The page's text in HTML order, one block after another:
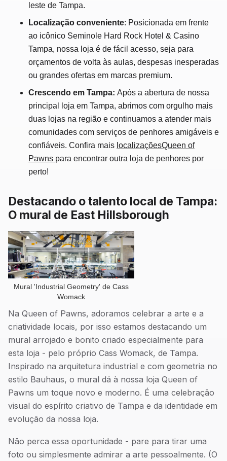
leste de Tampa.
Localização conveniente: Posicionada em frente
ao icônico Seminole Hard Rock Hotel & Casino
Tampa, nossa loja é de fácil acesso, seja para
orçamentos de volta às aulas, despesas inesperadas
ou grandes ofertas em marcas premium.
Crescendo em Tampa: Após a abertura de nossa
principal loja em Tampa, abrimos com orgulho mais
duas lojas na região e continuamos a atender mais
comunidades com serviços de penhores amigáveis e
confiáveis. Confira mais localizaçõesQueen of
Pawns para encontrar outra loja de penhores por
perto!
Destacando o talento local de Tampa:
O mural de East Hillsborough
Mural 'Industrial Geometry' de Cass
Womack
Na Queen of Pawns, adoramos celebrar a arte e a
criatividade locais, por isso estamos destacando um
mural arrojado e bonito criado especialmente para
esta loja - pelo próprio Cass Womack, de Tampa.
Inspirado na arquitetura industrial e com geometria no
estilo Bauhaus, o mural dá à nossa loja Queen of
Pawns um toque novo e moderno. É uma celebração
visual do espírito criativo de Tampa e da identidade em
evolução da nossa loja.
Não perca essa oportunidade - pare para tirar uma
foto ou simplesmente admirar a arte pessoalmente. (O